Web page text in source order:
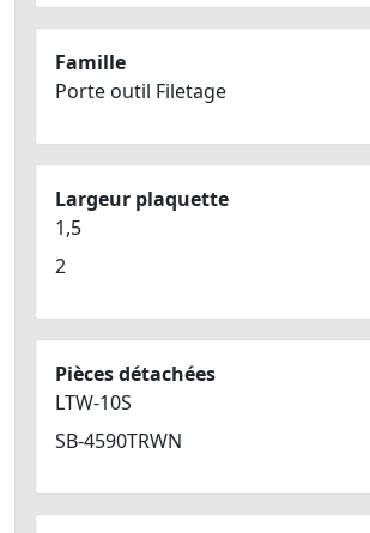
Famille
Porte outil Filetage
Largeur plaquette
1,5
2
Pièces détachées
LTW-10S
SB-4590TRWN